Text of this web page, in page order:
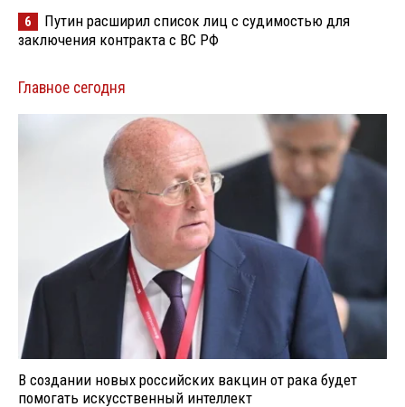
6
Путин расширил список лиц с судимостью для
заключения контракта с ВС РФ
Главное сегодня
В создании новых российских вакцин от рака будет
помогать искусственный интеллект